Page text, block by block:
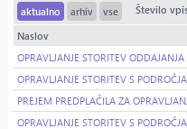
aktualno arhiv vse Število
Naslov
OPRAVLJANJE STORITEV
OPRAVLJANJE STORITEV S
PREJEM PREDPLAČILA ZA
OPRAVLJANJE STORITEV S